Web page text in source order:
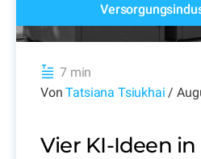
7 min
VonTatsiana Tsiukhai /
Vier KI-Ideen